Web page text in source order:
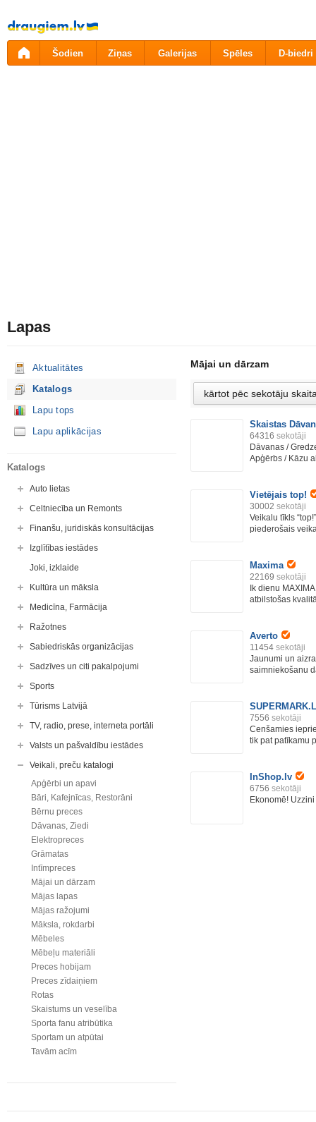
Pāriet
uz
saturu
Šodien Ziņas Galerijas Spēles D-biedri
Lapas
Aktualitātes
Katalogs
Lapu tops
Lapu aplikācijas
Katalogs
Auto lietas
Celtniecība un Remonts
Finanšu, juridiskās konsultācijas
Izglītības iestādes
Joki, izklaide
Kultūra un māksla
Medicīna, Farmācija
Ražotnes
Sabiedriskās organizācijas
Sadzīves un citi pakalpojumi
Sports
Tūrisms Latvijā
TV, radio, prese, interneta portāli
Valsts un pašvaldību iestādes
Veikali, preču katalogi
Apģērbi un apavi
Bāri, Kafejnīcas, Restorāni
Bērnu preces
Dāvanas, Ziedi
Elektropreces
Grāmatas
Intīmpreces
Mājai un dārzam
Mājas lapas
Mājas ražojumi
Māksla, rokdarbi
Mēbeles
Mēbeļu materiāli
Preces hobijam
Preces zīdaiņiem
Rotas
Skaistums un veselība
Sporta fanu atribūtika
Sportam un atpūtai
Tavām acīm
Mājai un dārzam
Skaistas
64316 sekotāji
Dāvanas /
Apģērbs / Kāzu
Vietējais top!
30002 sekotāji
Veikalu tīkls
piederošais
Maxima
22169 sekotāji
Ik dienu
atbilstošas
Averto
11454 sekotāji
Jaunumi un
saimniekošanu
7556 sekotāji
Cenšamies
tik pat patīkamu
InShop.lv
6756 sekotāji
Ekonomē!